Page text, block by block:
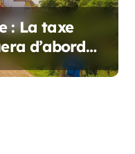
: La taxe
d’abord